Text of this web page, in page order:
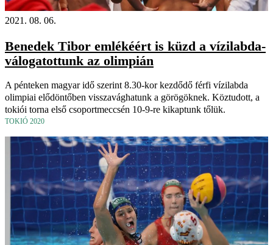
2021. 08. 06.
Benedek Tibor emlékéért is küzd a vízilabda-
válogatottunk az olimpián
A pénteken magyar idő szerint 8.30-kor kezdődő férfi vízilabda
olimpiai elődöntőben visszavághatunk a görögöknek. Köztudott, a
tokiói torna első csoportmeccsén 10-9-re kikaptunk tőlük.
TOKIÓ 2020